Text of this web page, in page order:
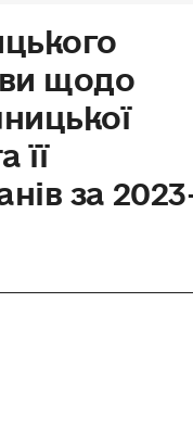
щодо
її
за